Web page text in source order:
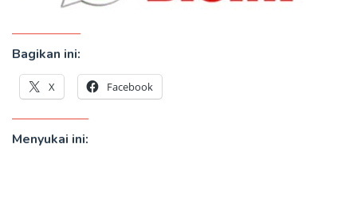
Bagikan ini:
X Facebook
Menyukai ini: